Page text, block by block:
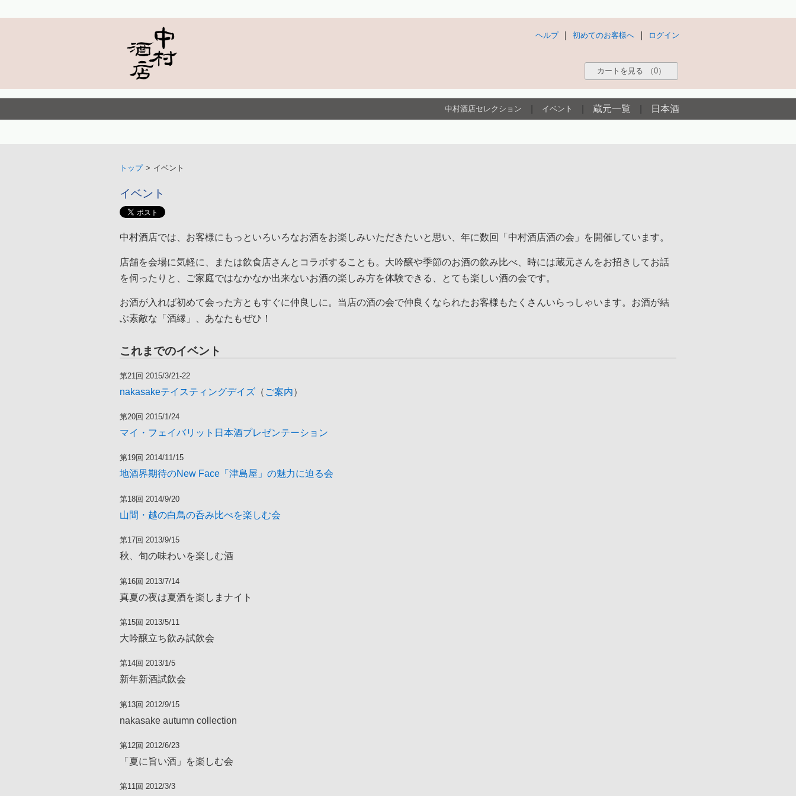
ログイン
初めてのお客様へ
ヘルプ
カートを見る （0）
中村酒店セレクション イベント 蔵元一覧 日本酒
トップ > イベント
イベント
中村酒店では、お客様にもっといろいろなお酒をお楽しみいただきたいと思い、年に数回「中村酒店酒の会」を開催しています。
店舗を会場に気軽に、または飲食店さんとコラボすることも。大吟醸や季節のお酒の飲み比べ、時には蔵元さんをお招きしてお話
を伺ったりと、ご家庭ではなかなか出来ないお酒の楽しみ方を体験できる、とても楽しい酒の会です。
お酒が入れば初めて会った方ともすぐに仲良しに。当店の酒の会で仲良くなられたお客様もたくさんいらっしゃいます。お酒が結
ぶ素敵な「酒縁」、あなたもぜひ！
これまでのイベント
第21回 2015/3/21-22
nakasakeテイスティングデイズ （ ご案内）
第20回 2015/1/24
マイ・フェイバリット日本酒プレゼンテーション
第19回 2014/11/15
地酒界期待のNew Face「津島屋」の魅力に迫る会
第18回 2014/9/20
山間・越の白鳥の呑み比べを楽しむ会
第17回 2013/9/15
秋、旬の味わいを楽しむ酒
第16回 2013/7/14
真夏の夜は夏酒を楽しまナイト
第15回 2013/5/11
大吟醸立ち飲み試飲会
第14回 2013/1/5
新年新酒試飲会
第13回 2012/9/15
nakasake autumn collection
第12回 2012/6/23
「夏に旨い酒」を楽しむ会
第11回 2012/3/3